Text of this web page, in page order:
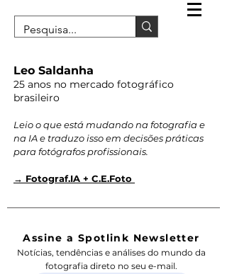
Leo Saldanha
25 anos no mercado fotográfico
brasileiro
Leio o que está mudando na fotografia e
na IA e traduzo isso em decisões práticas
para fotógrafos profissionais.
→ Fotograf.IA + C.E.Foto
Assine a Spotlink Newsletter
Notícias, tendências e análises do mundo da
fotografia direto no seu e-mail.